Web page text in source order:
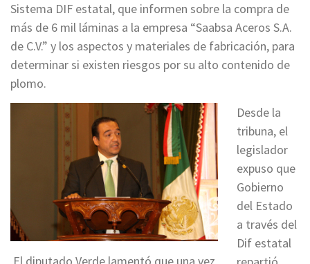
Sistema DIF estatal, que informen sobre la compra de
más de 6 mil láminas a la empresa “Saabsa Aceros S.A.
de C.V.” y los aspectos y materiales de fabricación, para
determinar si existen riesgos por su alto contenido de
plomo.
El diputado Verde lamentó que una vez
Desde la
tribuna, el
legislador
expuso que
Gobierno
del Estado
a través del
Dif estatal